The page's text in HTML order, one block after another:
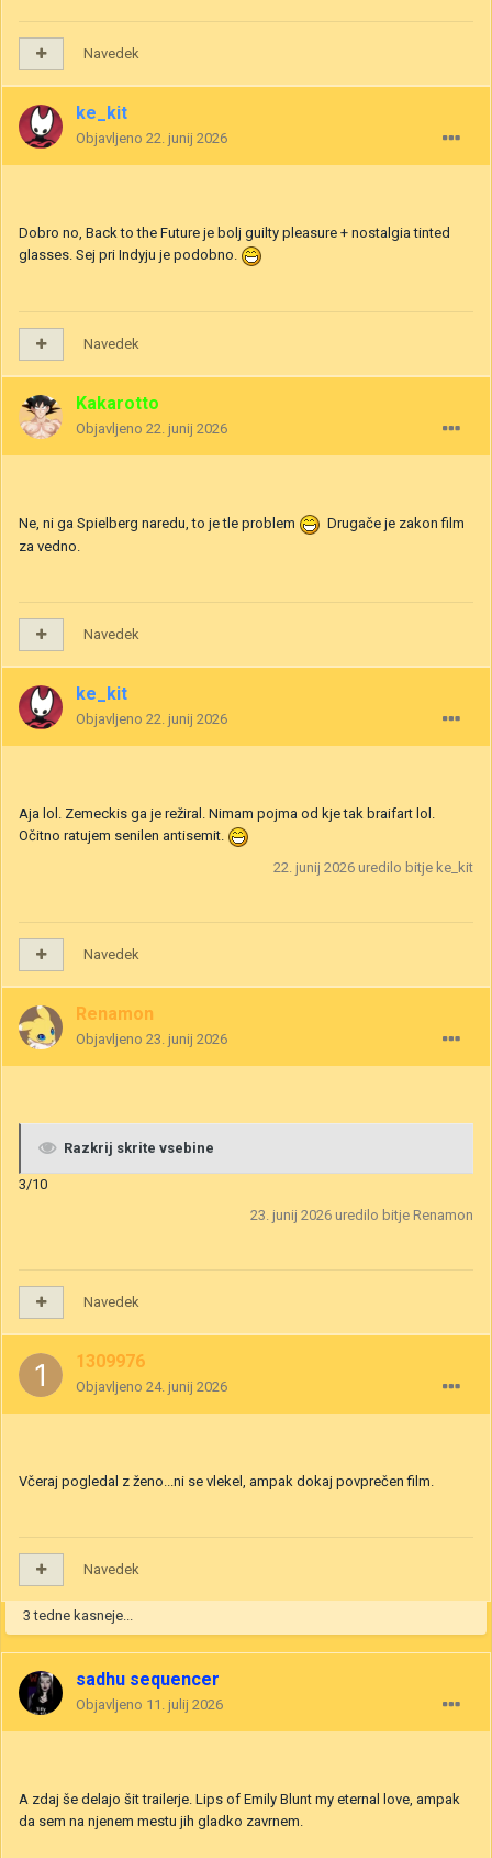
Navedek
ke_kit
Objavljeno 22. junij 2026
Dobro no, Back to the Future je bolj guilty pleasure + nostalgia tinted
glasses. Sej pri Indyju je podobno.
Navedek
Kakarotto
Objavljeno 22. junij 2026
Ne, ni ga Spielberg naredu, to je tle problem
Drugače je zakon film
za vedno.
Navedek
ke_kit
Objavljeno 22. junij 2026
Aja lol. Zemeckis ga je režiral. Nimam pojma od kje tak braifart lol.
Očitno ratujem senilen antisemit.
22. junij 2026 uredilo bitje ke_kit
Navedek
Renamon
Objavljeno 23. junij 2026
Razkrij skrite vsebine
3/10
23. junij 2026 uredilo bitje Renamon
Navedek
1309976
Objavljeno 24. junij 2026
Včeraj pogledal z ženo...ni se vlekel, ampak dokaj povprečen film.
Navedek
3 tedne kasneje...
sadhu sequencer
Objavljeno 11. julij 2026
A zdaj še delajo šit trailerje. Lips of Emily Blunt my eternal love, ampak
da sem na njenem mestu jih gladko zavrnem.